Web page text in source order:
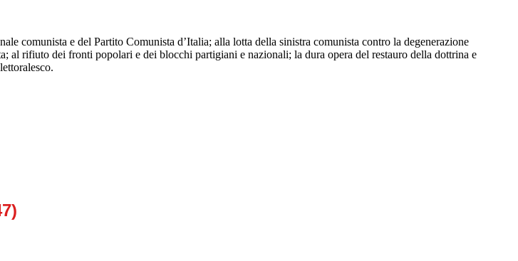
comunista e del Partito Comunista d’Italia; alla lotta della sinistra comunista contro la degenerazione
al rifiuto dei fronti popolari e dei blocchi partigiani e nazionali; la dura opera del restauro della dottrina e